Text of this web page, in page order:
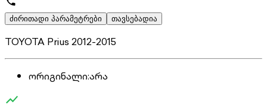
ძირითადი პარამეტრები თავსებადია
TOYOTA Prius 2012-2015
ორიგინალი:არა